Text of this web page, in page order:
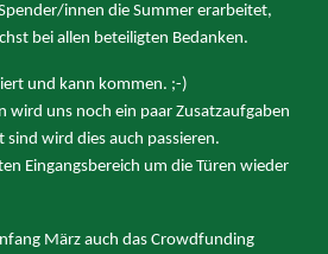
innen die Summer erarbeitet,
bei allen beteiligten Bedanken.
und kann kommen. ;-)
wird uns noch ein paar Zusatzaufgaben
wird dies auch passieren.
Eingangsbereich um die Türen wieder
März auch das Crowdfunding